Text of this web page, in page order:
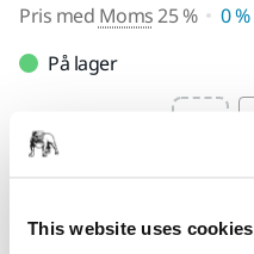
This website uses cookies
Pris med Moms25 %
0 %
På lager